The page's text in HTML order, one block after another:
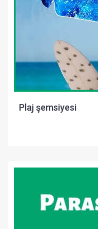
Plaj şemsiyesi